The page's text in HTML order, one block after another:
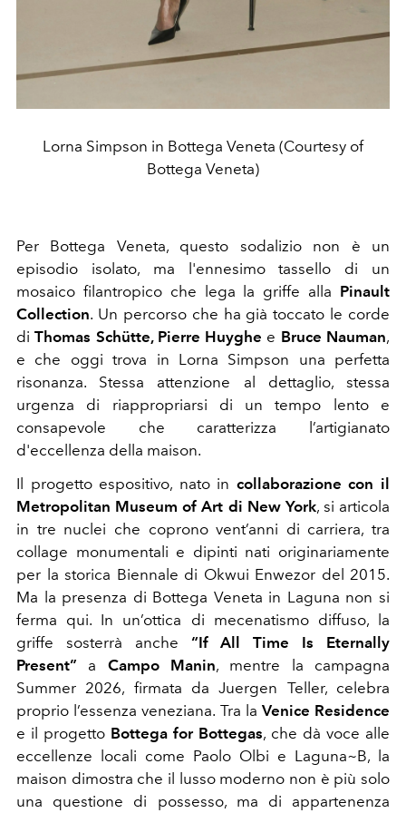
Lorna Simpson in Bottega Veneta (Courtesy of
Bottega Veneta)
Per Bottega Veneta, questo sodalizio non è un
episodio isolato, ma l'ennesimo tassello di un
mosaico filantropico che lega la griffe alla Pinault
Collection. Un percorso che ha già toccato le corde
diThomas Schütte, Pierre Huyghe e Bruce Nauman,
e che oggi trova in Lorna Simpson una perfetta
risonanza. Stessa attenzione al dettaglio, stessa
urgenza di riappropriarsi di un tempo lento e
consapevole che caratterizza l’artigianato
d'eccellenza della maison.
Il progetto espositivo, nato in collaborazione con il
Metropolitan Museum of Art di New York, si articola
in tre nuclei che coprono vent’anni di carriera, tra
collage monumentali e dipinti nati originariamente
per la storica Biennale di Okwui Enwezor del 2015.
Ma la presenza di Bottega Veneta in Laguna non si
ferma qui. In un’ottica di mecenatismo diffuso, la
griffe sosterrà anche “If All Time Is Eternally
Present” a Campo Manin, mentre la campagna
Summer 2026, firmata da Juergen Teller, celebra
proprio l’essenza veneziana. Tra la Venice Residence
e il progetto Bottega for Bottegas, che dà voce alle
eccellenze locali come Paolo Olbi e Laguna~B, la
maison dimostra che il lusso moderno non è più solo
una questione di possesso, ma di appartenenza